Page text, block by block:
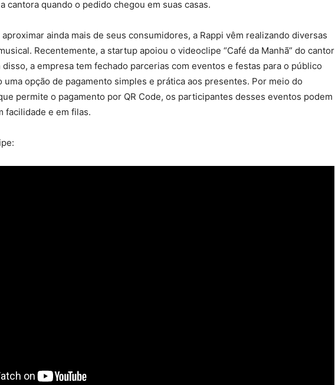
cantora quando o pedido chegou em suas casas.
ainda mais de seus consumidores, a Rappi vêm realizando diversas
Recentemente, a startup apoiou o videoclipe “Café da Manhã” do cantor
disso, a empresa tem fechado parcerias com eventos e festas para o público
uma opção de pagamento simples e prática aos presentes. Por meio do
permite o pagamento por QR Code, os participantes desses eventos podem
facilidade e em filas.